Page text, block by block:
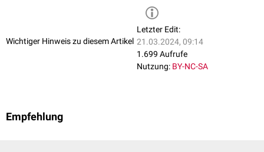
Wichtiger Hinweis zu diesem Artikel
Letzter Edit:
21.03.2024, 09:14
1.699 Aufrufe
Nutzung: BY-NC-SA
Empfehlung